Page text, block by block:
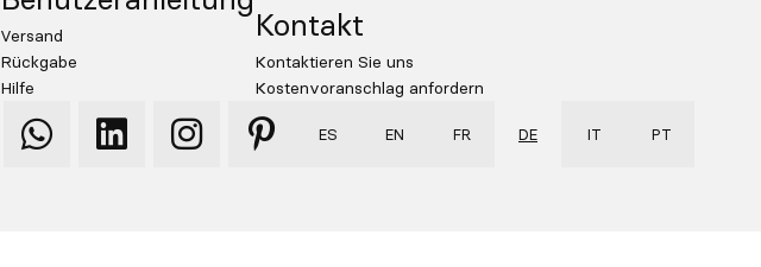
Versand
Rückgabe
Hilfe
Kontakt
Kontaktieren Sie uns
Kostenvoranschlag anfordern
Qooqer
WhatsApp
Qooqer
Linkedin
Qooqer
Instagram
Qooqer ES EN FR DE IT PT